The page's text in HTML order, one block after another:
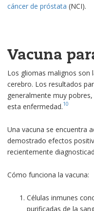
cáncer de próstata (NCI).
Vacuna
Los gliomas malignos son
cerebro. Los resultados
generalmente muy
esta enfermedad.10
Una vacuna se encuentra
demostrado efectos
recientemente
Cómo funciona la vacuna:
Células inmunes
purificadas de la